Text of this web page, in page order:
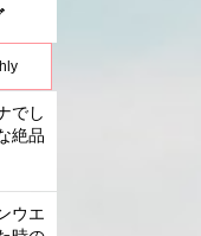
でし
絶品
ウエ